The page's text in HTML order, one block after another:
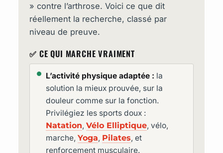
» contre l’arthrose. Voici ce que dit
réellement la recherche, classé par
niveau de preuve.
✅ CE QUI MARCHE VRAIMENT
L’activité physique adaptée : la
solution la mieux prouvée, sur la
douleur comme sur la fonction.
Privilégiez les sports doux :
Natation,Vélo Elliptique, vélo,
marche,Yoga, Pilates, et
renforcement musculaire.